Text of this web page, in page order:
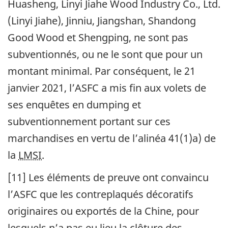
Huasheng, Linyi Jiahe Wood Industry Co., Ltd.
(Linyi Jiahe), Jinniu, Jiangshan, Shandong
Good Wood et Shengping, ne sont pas
subventionnés, ou ne le sont que pour un
montant minimal. Par conséquent, le 21
janvier 2021, l’ASFC a mis fin aux volets de
ses enquêtes en dumping et
subventionnement portant sur ces
marchandises en vertu de l’alinéa 41(1)a) de
la LMSI.
[11] Les éléments de preuve ont convaincu
l’ASFC que les contreplaqués décoratifs
originaires ou exportés de la Chine, pour